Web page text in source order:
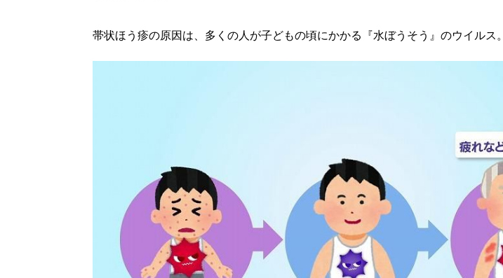
帯状ほう疹の原因は、多くの人が子どもの頃にかかる『水ぼうそう』のウイルス。